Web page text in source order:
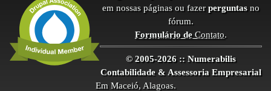
em nossas páginas ou fazer perguntas no
fórum.
Formulário deContato.
© 2005-2026 :: Numerabilis
Contabilidade & Assessoria Empresarial
Em Maceió, Alagoas.